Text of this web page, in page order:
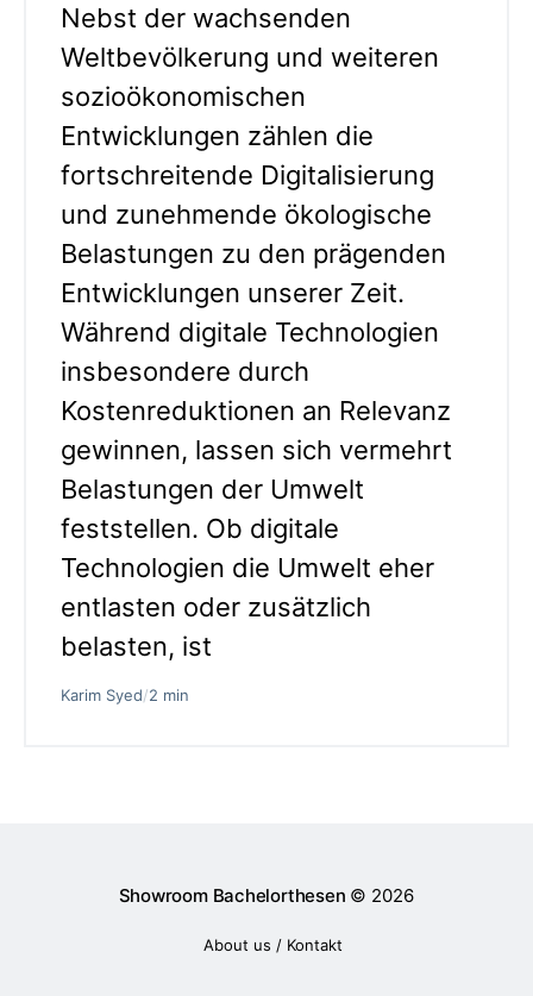
Nebst der wachsenden
Weltbevölkerung und weiteren
sozioökonomischen
Entwicklungen zählen die
fortschreitende Digitalisierung
und zunehmende ökologische
Belastungen zu den prägenden
Entwicklungen unserer Zeit.
Während digitale Technologien
insbesondere durch
Kostenreduktionen an Relevanz
gewinnen, lassen sich vermehrt
Belastungen der Umwelt
feststellen. Ob digitale
Technologien die Umwelt eher
entlasten oder zusätzlich
belasten, ist
Karim Syed/2 min
Showroom Bachelorthesen © 2026
About us / Kontakt